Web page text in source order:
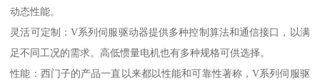
动态性能。
灵活可定制：V系列伺服驱动器提供多种控制算法和通信接口，以满
足不同工况的需求。高低惯量电机也有多种规格可供选择。
性能：西门子的产品一直以来都以性能和可靠性著称，V系列伺服驱